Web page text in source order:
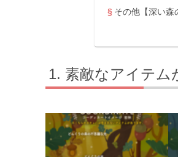
その他【深い森
素敵なアイテム